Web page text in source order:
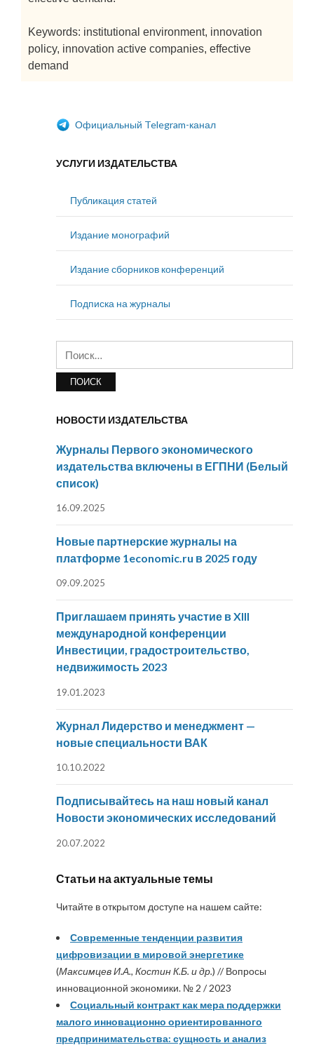
Keywords: institutional environment, innovation
policy, innovation active companies, effective
demand
Официальный Telegram-канал
УСЛУГИ ИЗДАТЕЛЬСТВА
Публикация статей
Издание монографий
Издание сборников конференций
Подписка на журналы
НОВОСТИ ИЗДАТЕЛЬСТВА
Журналы Первого экономического
издательства включены в ЕГПНИ (Белый
список)
16.09.2025
Новые партнерские журналы на
платформе 1economic.ru в 2025 году
09.09.2025
Приглашаем принять участие в XIII
международной конференции
Инвестиции, градостроительство,
недвижимость 2023
19.01.2023
Журнал Лидерство и менеджмент —
новые специальности ВАК
10.10.2022
Подписывайтесь на наш новый канал
Новости экономических исследований
20.07.2022
Статьи на актуальные темы
Читайте в открытом доступе на нашем сайте:
Современные тенденции развития
цифровизации в мировой энергетике
(Максимцев И.А., Костин К.Б. и др.) // Вопросы
инновационной экономики. № 2 / 2023
Социальный контракт как мера поддержки
малого инновационно ориентированного
предпринимательства: сущность и анализ